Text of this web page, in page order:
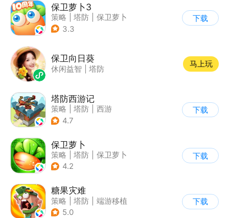
保卫萝卜3
策略 塔防
保卫萝卜
| 卡通
3.3
下载
保卫向日葵
休闲益智 塔防
马上玩
塔防西游记
策略 塔防
西游
| 萌系
4.7
下载
保卫萝卜
策略 塔防
保卫萝卜
| 卡通
4.2
下载
糖果灾难
策略 塔防
端游移植
| 卡通
5.0
下载